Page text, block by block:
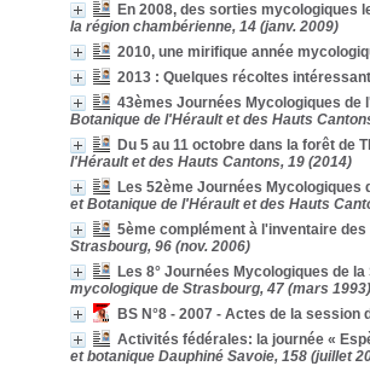
En 2008, des sorties mycologiques
la région chambérienne, 14 (janv. 2009)
2010, une mirifique année
2013 : Quelques récoltes
43èmes Journées Mycologiques de
Botanique de l'Hérault et des Hauts
Du 5 au 11 octobre dans la forêt de
l'Hérault et des Hauts Cantons, 19 (2014)
Les 52ème Journées Mycologiques
et Botanique de l'Hérault et des Hauts
5ème complément à l'inventaire
Strasbourg, 96 (nov. 2006)
Les 8° Journées Mycologiques de
mycologique de Strasbourg, 47 (mars 1993)
BS N°8 - 2007 - Actes de la session
Activités fédérales: la journée «
et botanique Dauphiné Savoie, 158 (juillet